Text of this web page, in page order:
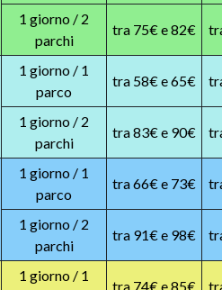
1 giorno / 2
parchi
tra 75€ e 82€
1 giorno / 1
parco
tra 58€ e 65€
1 giorno / 2
parchi
tra 83€ e 90€
1 giorno / 1
parco
tra 66€ e 73€
1 giorno / 2
parchi
tra 91€ e 98€
1 giorno / 1
tra 74€ e 85€